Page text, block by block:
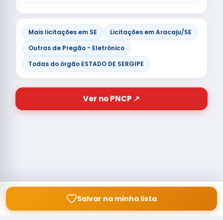
Mais licitações em SE
Licitações em Aracaju/SE
Outras de Pregão - Eletrônico
Todas do órgão ESTADO DE SERGIPE
Ver no PNCP ↗
Salvar na minha lista